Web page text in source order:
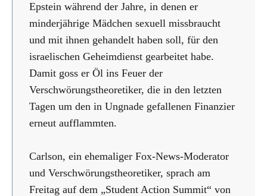
Epstein während der Jahre, in denen er
minderjährige Mädchen sexuell missbraucht
und mit ihnen gehandelt haben soll, für den
israelischen Geheimdienst gearbeitet habe.
Damit goss er Öl ins Feuer der
Verschwörungstheoretiker, die in den letzten
Tagen um den in Ungnade gefallenen Finanzier
erneut aufflammten.
Carlson, ein ehemaliger Fox-News-Moderator
und Verschwörungstheoretiker, sprach am
Freitag auf dem „Student Action Summit“ von